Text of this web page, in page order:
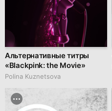
Альтернативные титры
«Blackpink: the Movie»
Polina Kuznetsova